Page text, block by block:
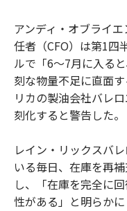
アンディ・オブライ
任者（CFO）は第1四
ルで「6〜7月に入る
刻な物量不足に直面
リカの製油会社バレ
刻化すると警告した。
レイン・リックスバ
いる毎日、在庫を再
し、「在庫を完全に
性がある」と明らかに